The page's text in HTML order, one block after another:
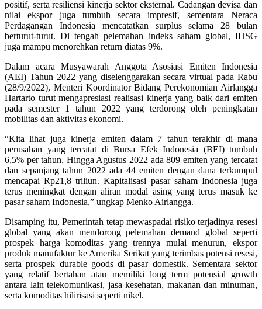
positif, serta resiliensi kinerja sektor eksternal. Cadangan devisa dan
nilai ekspor juga tumbuh secara impresif, sementara Neraca
Perdagangan Indonesia mencatatkan surplus selama 28 bulan
berturut-turut. Di tengah pelemahan indeks saham global, IHSG
juga mampu menorehkan return diatas 9%.
Dalam acara Musyawarah Anggota Asosiasi Emiten Indonesia
(AEI) Tahun 2022 yang diselenggarakan secara virtual pada Rabu
(28/9/2022), Menteri Koordinator Bidang Perekonomian Airlangga
Hartarto turut mengapresiasi realisasi kinerja yang baik dari emiten
pada semester 1 tahun 2022 yang terdorong oleh peningkatan
mobilitas dan aktivitas ekonomi.
“Kita lihat juga kinerja emiten dalam 7 tahun terakhir di mana
perusahan yang tercatat di Bursa Efek Indonesia (BEI) tumbuh
6,5% per tahun. Hingga Agustus 2022 ada 809 emiten yang tercatat
dan sepanjang tahun 2022 ada 44 emiten dengan dana terkumpul
mencapai Rp21,8 triliun. Kapitalisasi pasar saham Indonesia juga
terus meningkat dengan aliran modal asing yang terus masuk ke
pasar saham Indonesia,” ungkap Menko Airlangga.
Disamping itu, Pemerintah tetap mewaspadai risiko terjadinya resesi
global yang akan mendorong pelemahan demand global seperti
prospek harga komoditas yang trennya mulai menurun, ekspor
produk manufaktur ke Amerika Serikat yang terimbas potensi resesi,
serta prospek durable goods di pasar domestik. Sementara sektor
yang relatif bertahan atau memiliki long term potensial growth
antara lain telekomunikasi, jasa kesehatan, makanan dan minuman,
serta komoditas hilirisasi seperti nikel.